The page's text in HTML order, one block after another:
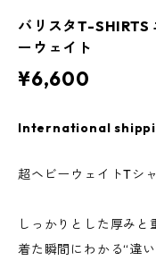
バリスタT-
ーウェイト
¥6,600
International
超ヘビーウェイトTシ
しっかりとした厚みと
着た瞬間にわかる“違い